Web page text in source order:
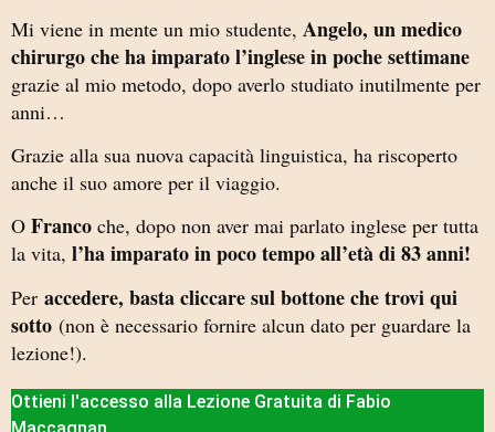
Mi viene in mente un mio studente, Angelo, un medico
chirurgo che ha imparato l’inglese in poche settimane
grazie al mio metodo, dopo averlo studiato inutilmente per
anni…
Grazie alla sua nuova capacità linguistica, ha riscoperto
anche il suo amore per il viaggio.
O Franco che, dopo non aver mai parlato inglese per tutta
la vita, l’ha imparato in poco tempo all’età di 83 anni!
Per accedere, basta cliccare sul bottone che trovi qui
sotto (non è necessario fornire alcun dato per guardare la
lezione!).
Ottieni l'accesso alla Lezione Gratuita di Fabio